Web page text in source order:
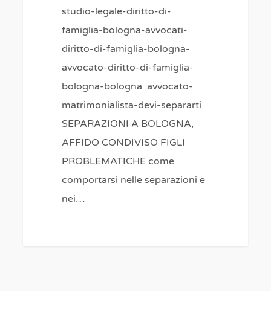
studio-legale-diritto-di-
famiglia-bologna-avvocati-
diritto-di-famiglia-bologna-
avvocato-diritto-di-famiglia-
bologna-bologna avvocato-
matrimonialista-devi-separarti
SEPARAZIONI A BOLOGNA,
AFFIDO CONDIVISO FIGLI
PROBLEMATICHE come
comportarsi nelle separazioni e
nei…